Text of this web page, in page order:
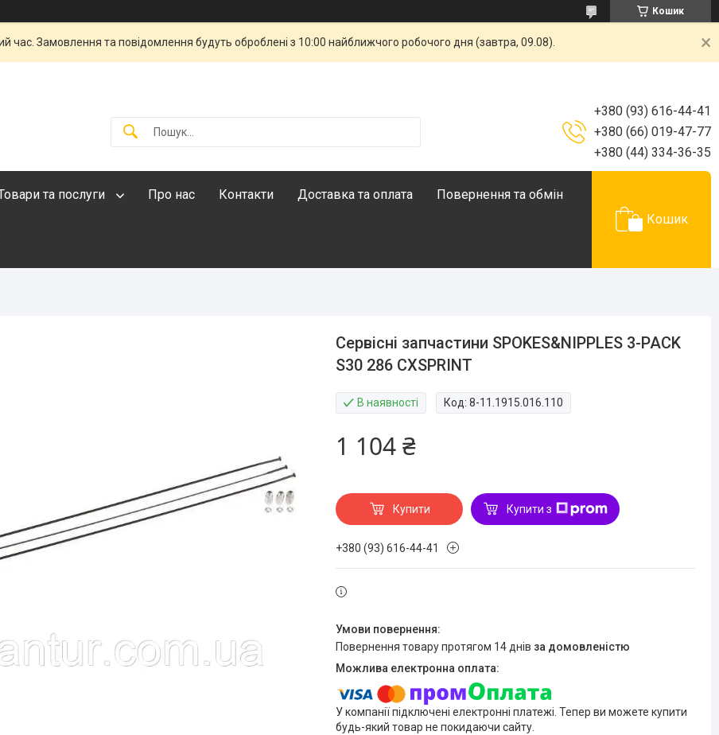
Кошик
час. Замовлення та повідомлення будуть оброблені з 10:00 найближчого робочого дня (завтра, 09.08).
+380 (93) 616-44-41
+380 (66) 019-47-77
+380 (44) 334-36-35
та послуги Про нас Контакти Доставка та оплата Повернення та обмін
Кошик
Сервісні запчастини SPOKES&NIPPLES 3-PACK
S30 286 CXSPRINT
В наявності Код:8-11.1915.016.110
1 104 ₴
Купити Купити з
+380 (93) 616-44-41
повернення товару протягом 14 днів за домовленістю
У компанії підключені електронні платежі. Тепер ви можете купити
будь-який товар не покидаючи сайту.